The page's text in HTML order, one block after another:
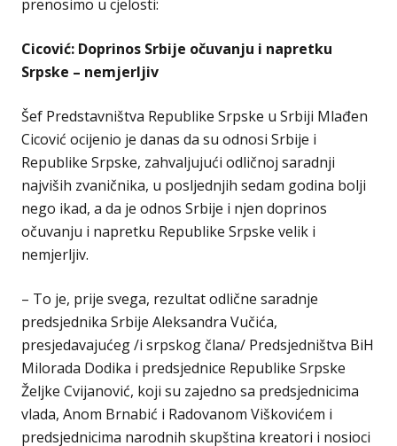
prenosimo u cjelosti:
Cicović: Doprinos Srbije očuvanju i napretku
Srpske – nemjerljiv
Šef Predstavništva Republike Srpske u Srbiji Mlađen
Cicović ocijenio je danas da su odnosi Srbije i
Republike Srpske, zahvaljujući odličnoj saradnji
najviših zvaničnika, u posljednjih sedam godina bolji
nego ikad, a da je odnos Srbije i njen doprinos
očuvanju i napretku Republike Srpske velik i
nemjerljiv.
– To je, prije svega, rezultat odlične saradnje
predsjednika Srbije Aleksandra Vučića,
presjedavajućeg /i srpskog člana/ Predsjedništva BiH
Milorada Dodika i predsjednice Republike Srpske
Željke Cvijanović, koji su zajedno sa predsjednicima
vlada, Anom Brnabić i Radovanom Viškovićem i
predsjednicima narodnih skupština kreatori i nosioci